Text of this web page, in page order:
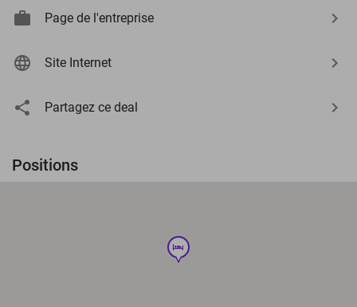
Page de l'entreprise
Site Internet
Partagez ce deal
Positions
hotel